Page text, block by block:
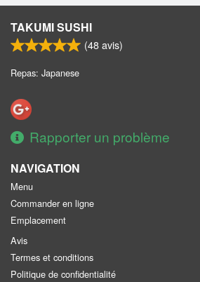
TAKUMI SUSHI
(48avis)
Repas: Japanese
Rapporter un problème
NAVIGATION
Menu
Commander en ligne
Emplacement
Avis
Termes et conditions
Politique de confidentialité